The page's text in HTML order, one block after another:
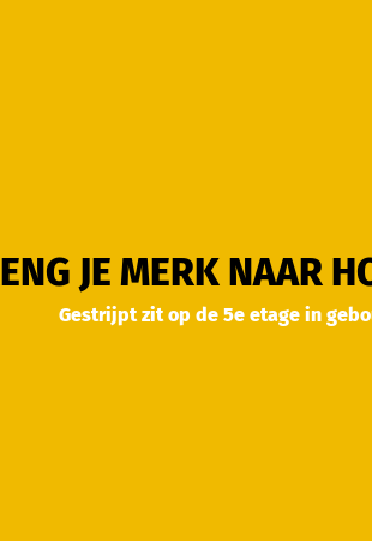
JE MERK NAAR
Gestrijpt zit op de 5e etage in